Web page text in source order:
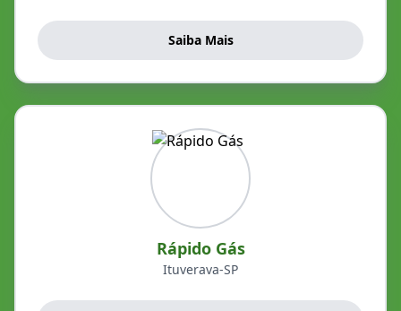
Saiba Mais
Rápido Gás
Ituverava-SP